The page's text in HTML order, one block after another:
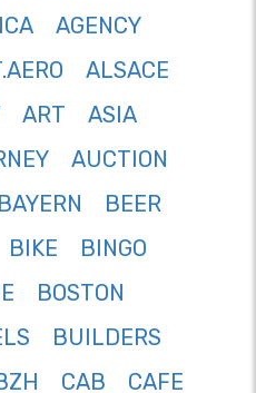
AGENCY
ALSACE
ART
ASIA
AUCTION
BAYERN
BEER
BIKE
BINGO
BOSTON
BUILDERS
CAB
CAFE